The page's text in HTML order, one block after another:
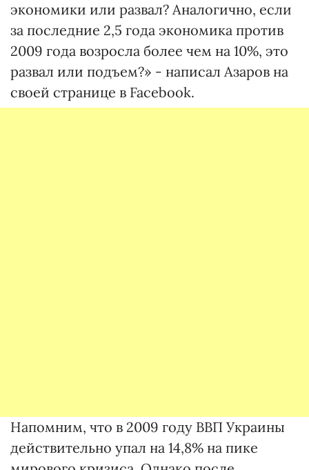
экономики или развал? Аналогично, если
за последние 2,5 года экономика против
2009 года возросла более чем на 10%, это
развал или подъем?» - написал Азаров на
своей странице в Facebook.
Напомним, что в 2009 году ВВП Украины
действительно упал на 14,8% на пике